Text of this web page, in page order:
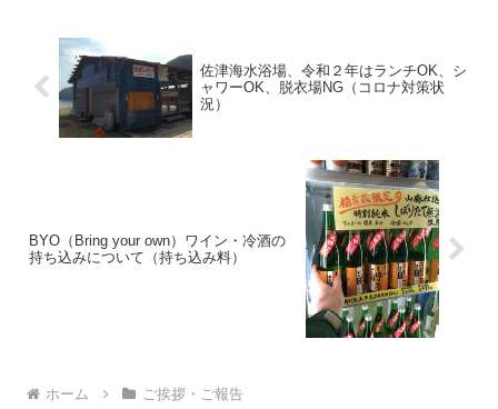
佐津海水浴場、令和２年はランチOK、シ
ャワーOK、脱衣場NG（コロナ対策状
況）
BYO（Bring your own）ワイン・冷酒の
持ち込みについて（持ち込み料）
ホーム ご挨拶・ご報告